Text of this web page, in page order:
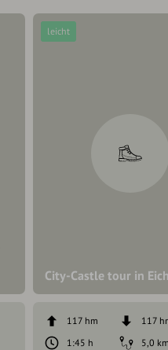
City-Castle tour in
leicht
117 hm
117
1:45 h
5,0